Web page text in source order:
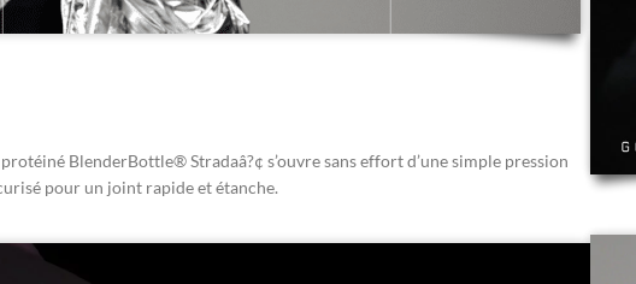
BlenderBottle® Stradaâ?¢ s’ouvre sans effort d’une simple pression
pour un joint rapide et étanche.